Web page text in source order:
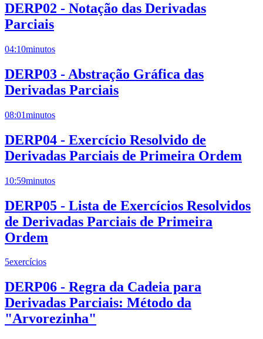
DERP02 - Notação das Derivadas
Parciais
04:10minutos
DERP03 - Abstração Gráfica das
Derivadas Parciais
08:01minutos
DERP04 - Exercício Resolvido de
Derivadas Parciais de Primeira Ordem
10:59minutos
DERP05 - Lista de Exercícios Resolvidos
de Derivadas Parciais de Primeira
Ordem
5exercícios
DERP06 - Regra da Cadeia para
Derivadas Parciais: Método da
"Arvorezinha"